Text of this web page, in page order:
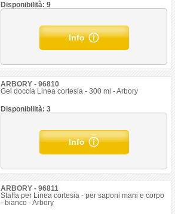
Disponibilità: 9
Info
ARBORY - 96810
Gel doccia Linea cortesia - 300 ml - Arbory
Disponibilità: 3
Info
ARBORY - 96811
Staffa per Linea cortesia - per saponi mani e corpo
- bianco - Arbory